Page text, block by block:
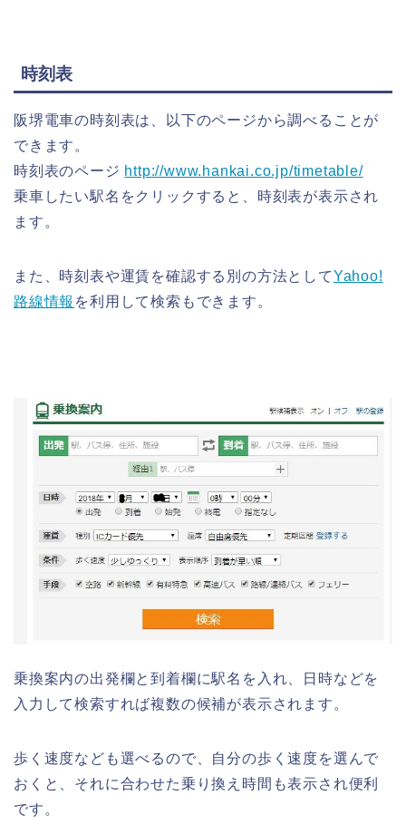
時刻表
阪堺電車の時刻表は、以下のページから調べることが
できます。
時刻表のページ http://www.hankai.co.jp/timetable/
乗車したい駅名をクリックすると、時刻表が表示され
ます。
また、時刻表や運賃を確認する別の方法としてYahoo!
路線情報 を利用して検索もできます。
乗換案内の出発欄と到着欄に駅名を入れ、日時などを
入力して検索すれば複数の候補が表示されます。
歩く速度なども選べるので、自分の歩く速度を選んで
おくと、それに合わせた乗り換え時間も表示され便利
です。